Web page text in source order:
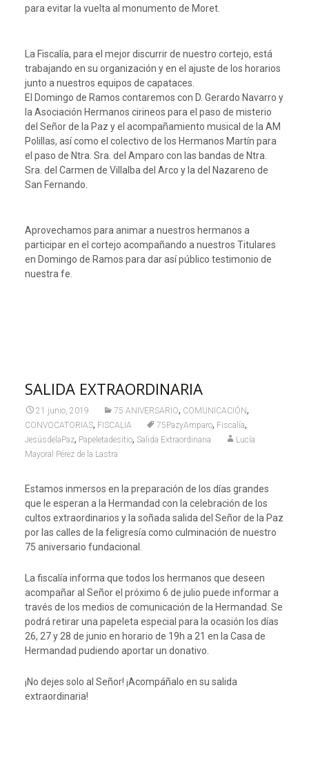
para evitar la vuelta al monumento de Moret.
La Fiscalía, para el mejor discurrir de nuestro cortejo, está
trabajando en su organización y en el ajuste de los horarios
junto a nuestros equipos de capataces.
El Domingo de Ramos contaremos con D. Gerardo Navarro y
la Asociación Hermanos cirineos para el paso de misterio
del Señor de la Paz y el acompañamiento musical de la AM
Polillas, así como el colectivo de los Hermanos Martín para
el paso de Ntra. Sra. del Amparo con las bandas de Ntra.
Sra. del Carmen de Villalba del Arco y la del Nazareno de
San Fernando.
Aprovechamos para animar a nuestros hermanos a
participar en el cortejo acompañando a nuestros Titulares
en Domingo de Ramos para dar así público testimonio de
nuestra fe.
SALIDA EXTRAORDINARIA
21 junio, 2019 75 ANIVERSARIO, COMUNICACIÓN,
CONVOCATORIAS, FISCALIA 75PazyAmparo, Fiscalía,
JesúsdelaPaz, Papeletadesitio, Salida Extraordinaria
Lucía
Mayoral Pérez de la Lastra
Estamos inmersos en la preparación de los días grandes
que le esperan a la Hermandad con la celebración de los
cultos extraordinarios y la soñada salida del Señor de la Paz
por las calles de la feligresía como culminación de nuestro
75 aniversario fundacional.
La fiscalía informa que todos los hermanos que deseen
acompañar al Señor el próximo 6 de julio puede informar a
través de los medios de comunicación de la Hermandad. Se
podrá retirar una papeleta especial para la ocasión los días
26, 27 y 28 de junio en horario de 19h a 21 en la Casa de
Hermandad pudiendo aportar un donativo.
¡No dejes solo al Señor! ¡Acompáñalo en su salida
extraordinaria!